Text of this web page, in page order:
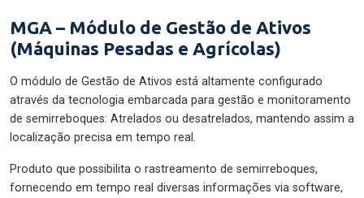
MGA – Módulo de Gestão de Ativos
(Máquinas Pesadas e Agrícolas)
O módulo de Gestão de Ativos está altamente configurado
através da tecnologia embarcada para gestão e monitoramento
de semirreboques: Atrelados ou desatrelados, mantendo assim a
localização precisa em tempo real.
Produto que possibilita o rastreamento de semirreboques,
fornecendo em tempo real diversas informações via software,